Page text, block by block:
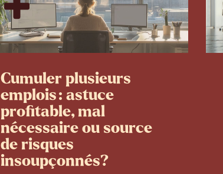
Cumuler plusieurs
emplois : astuce
profitable, mal
nécessaire ou source
de risques
insoupçonnés?